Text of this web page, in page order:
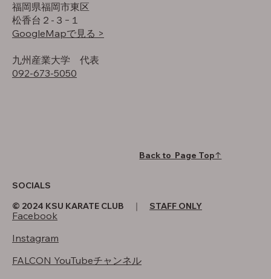
福岡県福岡市東区
松香台２-３−１
GoogleMapで見る >
​九州産業大学 代表
092-673-5050
SOCIALS
Facebook
Instagram
FALCON YouTubeチャンネル
Back to Page Top↑
© 2024 KSU KARATE CLUB ｜ STAFF ONLY